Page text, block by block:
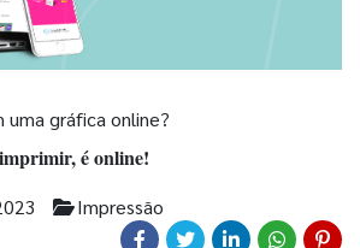
uma gráfica online?
é online!
Impressão